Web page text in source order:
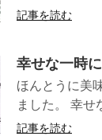
記事を読む
幸せな一時
ほんとうに美
ました。 幸せ
記事を読む